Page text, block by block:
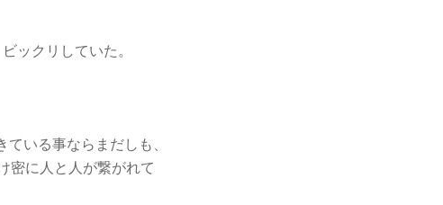
ックリしていた。
ている事ならまだしも、
密に人と人が繋がれて